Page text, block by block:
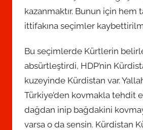
kazanmaktır. Bunun için
ittifakına seçimler
Bu seçimlerde Kürtlerin
absürtleştirdi, HDP’nin
kuzeyinde Kürdistan var.
Türkiye’den kovmakla tehdit
dağdan inip bağdakini
varsa o da sensin. Kürdistan